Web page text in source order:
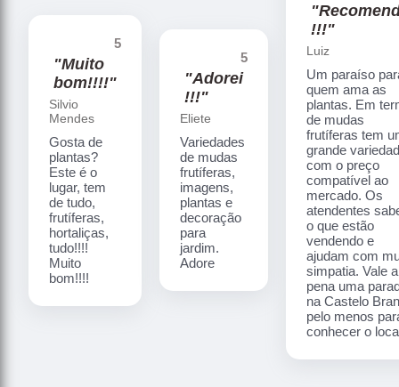
5
"Muito
bom!!!!"
Silvio
Mendes
Gosta de
plantas?
Este é o
lugar, tem
de tudo,
frutíferas,
hortaliças,
tudo!!!!
Muito
bom!!!!
5
"Adorei
!!!"
Eliete
Variedades
de mudas
frutíferas,
imagens,
plantas e
decoração
para
jardim.
Adore
!!!"
Luiz
Um paraíso
quem ama as
plantas. Em
de mudas
frutíferas tem
grande
com o preço
compatível ao
mercado. Os
atendentes
o que estão
vendendo e
ajudam com
simpatia. Vale a
pena uma
na Castelo
pelo menos
conhecer o